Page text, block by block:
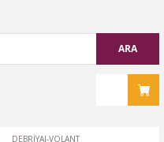
ARA
DEBRİYAJ-VOLANT